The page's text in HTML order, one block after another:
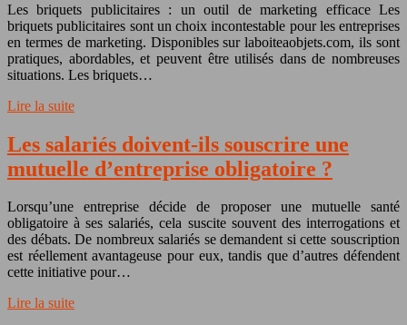
Les briquets publicitaires : un outil de marketing efficace Les
briquets publicitaires sont un choix incontestable pour les entreprises
en termes de marketing. Disponibles sur laboiteaobjets.com, ils sont
pratiques, abordables, et peuvent être utilisés dans de nombreuses
situations. Les briquets…
Lire la suite
Les salariés doivent-ils souscrire une
mutuelle d’entreprise obligatoire ?
Lorsqu’une entreprise décide de proposer une mutuelle santé
obligatoire à ses salariés, cela suscite souvent des interrogations et
des débats. De nombreux salariés se demandent si cette souscription
est réellement avantageuse pour eux, tandis que d’autres défendent
cette initiative pour…
Lire la suite